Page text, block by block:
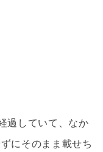
過していて、なか
にそのまま載せち